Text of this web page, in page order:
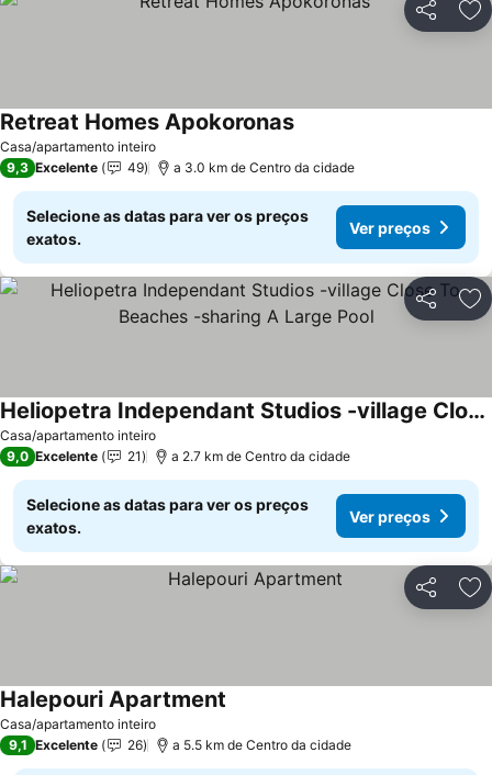
Partilhar
Casa/apartamento inteiro
Retreat Homes Apokoronas
9,3 Excelente 49 a 3.0 km de Centro da cidade
Selecione as datas para ver os preços
exatos.
Ver preços
Partilhar
Casa/apartamento inteiro
Heliopetra Independant Studios -village Close To Beaches -sharing A Large Pool
9,0 Excelente 21 a 2.7 km de Centro da cidade
Selecione as datas para ver os preços
exatos.
Ver preços
Partilhar
Casa/apartamento inteiro
Halepouri Apartment
9,1 Excelente 26 a 5.5 km de Centro da cidade